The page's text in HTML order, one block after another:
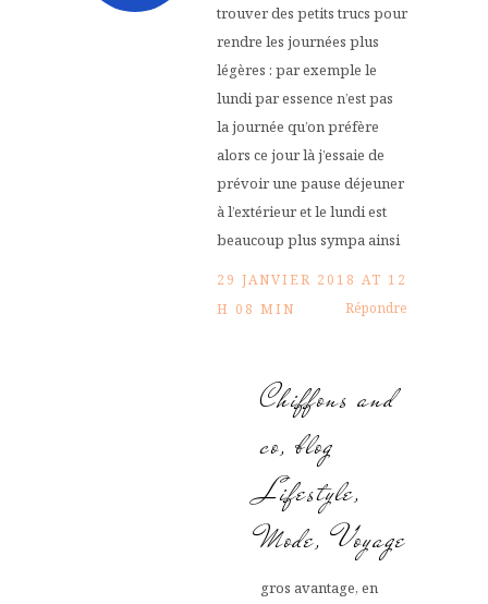
trouver des petits trucs pour
rendre les journées plus
légères : par exemple le
lundi par essence n’est pas
la journée qu’on préfère
alors ce jour là j’essaie de
prévoir une pause déjeuner
à l’extérieur et le lundi est
beaucoup plus sympa ainsi
29 JANVIER 2018 AT 12
H 08 MIN
Répondre
Chiffons and
co, blog
Lifestyle,
Mode, Voyage
gros avantage, en